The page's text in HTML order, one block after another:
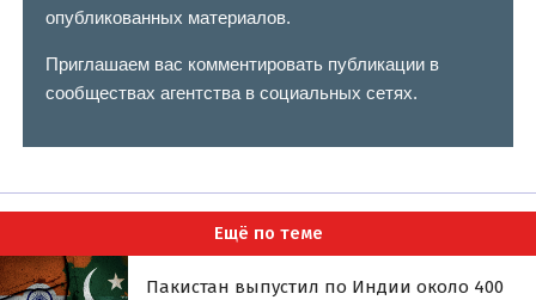
опубликованных материалов.
Приглашаем вас комментировать публикации в
сообществах агентства в социальных сетях.
Ещё по теме
Пакистан выпустил по Индии около 400